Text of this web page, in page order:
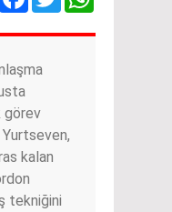
görev
Yurtseven,
kalan
tekniğini